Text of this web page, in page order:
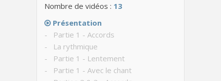
Nombre de vidéos : 13
Présentation
- Partie 1 - Accords
- La rythmique
- Partie 1 - Lentement
- Partie 1 - Avec le chant